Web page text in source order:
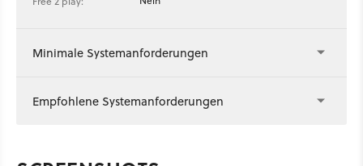
Minimale Systemanforderungen
Empfohlene Systemanforderungen